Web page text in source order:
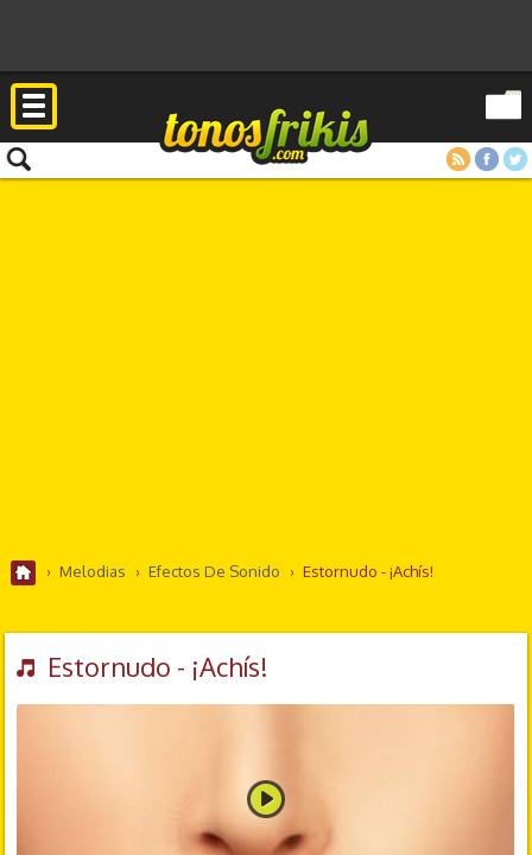
RSS FacebookTwitter
› Melodias › Efectos De Sonido › Estornudo - ¡Achís!
Estornudo - ¡Achís!